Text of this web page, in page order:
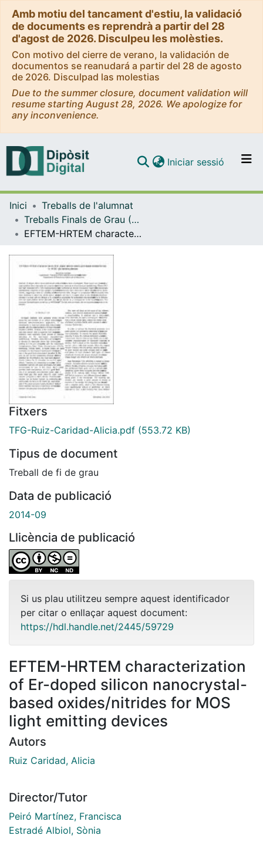
Amb motiu del tancament d'estiu, la validació
de documents es reprendrà a partir del 28
d'agost de 2026. Disculpeu les molèsties.
Con motivo del cierre de verano, la validación de
documentos se reanudará a partir del 28 de agosto
de 2026. Disculpad las molestias
Due to the summer closure, document validation will
resume starting August 28, 2026. We apologize for
any inconvenience.
Navega per tot el DD
Com publicar
Iniciar sessió (current)
Inici
Treballs de l'alumnat
Treballs Finals de Grau (TFG) - Física
EFTEM-HRTEM characterization of Er-doped silicon nanocrystal-based oxides/nitrides for MOS light emitting devices
Fitxers
TFG-Ruiz-Caridad-Alicia.pdf (553.72 KB)
Tipus de document
Treball de fi de grau
Data de publicació
2014-09
Llicència de publicació
Si us plau utilitzeu sempre aquest identificador
per citar o enllaçar aquest document:
https://hdl.handle.net/2445/59729
EFTEM-HRTEM characterization
of Er-doped silicon nanocrystal-
based oxides/nitrides for MOS
light emitting devices
Autors
Ruiz Caridad, Alicia
Director/Tutor
Peiró Martínez, Francisca
Estradé Albiol, Sònia